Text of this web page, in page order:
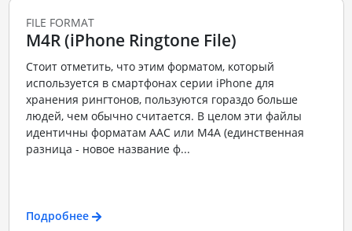
FILE FORMAT
M4R (iPhone Ringtone File)
Стоит отметить, что этим форматом, который
используется в смартфонах серии iPhone для
хранения рингтонов, пользуются гораздо больше
людей, чем обычно считается. В целом эти файлы
идентичны форматам AAC или M4A (единственная
разница - новое название ф...
Подробнее